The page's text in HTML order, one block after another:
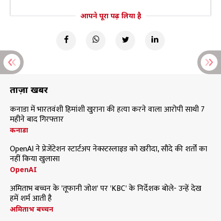
आपने पूरा पढ़ लिया है
ताज़ा खबरें
कनाडा में भारतवंशी हिमांशी खुराना की हत्या करने वाला आरोपी साथी 7
महीने बाद गिरफ्तार
कनाडा
OpenAI ने प्रेजेंटेशन स्टार्टअप नेक्स्टस्लाइड को खरीदा, सौदे की शर्तों का
नहीं किया खुलासा
OpenAI
अमिताभ बच्चन के 'तूफानी जोश' पर 'KBC' के निर्देशक बोले- उन्हें देख
हमें शर्म आती है
अमिताभ बच्चन